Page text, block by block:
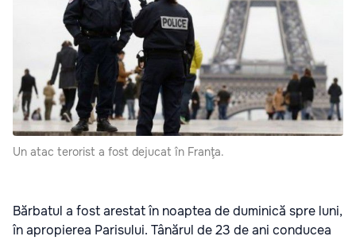
Un atac terorist a fost dejucat în Franţa.
Bărbatul a fost arestat în noaptea de duminică spre luni,
în apropierea Parisului. Tânărul de 23 de ani conducea